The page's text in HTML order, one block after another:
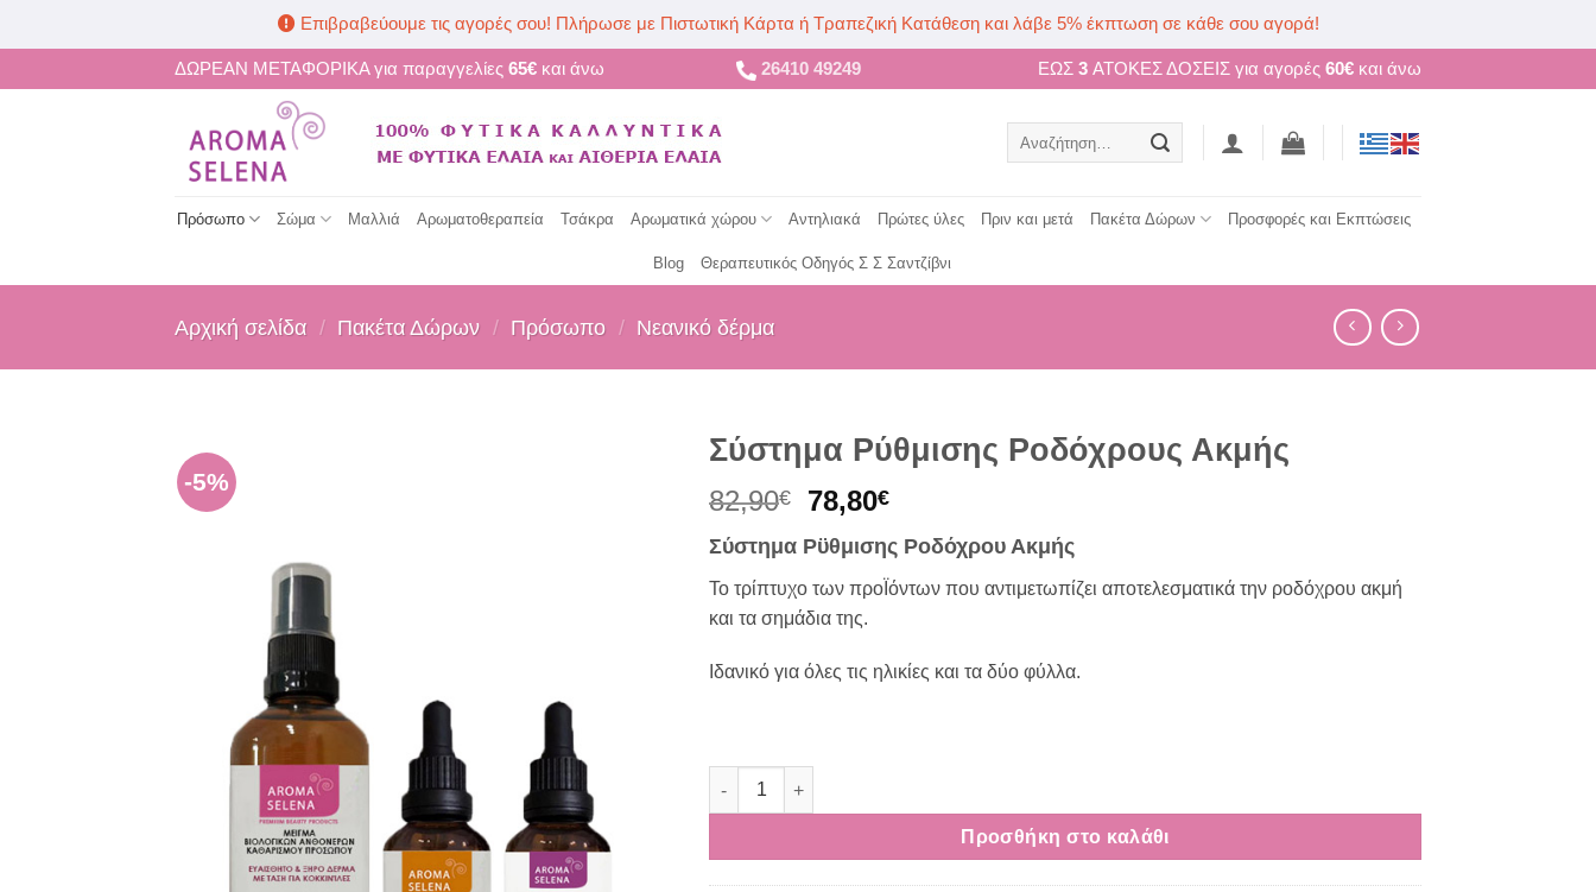
Επιβραβεύουμε τις αγορές σου! Πλήρωσε με Πιστωτική Κάρτα ή Τραπεζική Κατάθεση και λάβε 5% έκπτωση σε κάθε σου αγορά!
στο
ΔΩΡΕΑΝ ΜΕΤΑΦΟΡΙΚΑ για παραγγελίες 65€ και άνω 26410 49249 ΕΩΣ 3 ΑΤΟΚΕΣ ΔΟΣΕΙΣ για αγορές 60€ και άνω
Πρόσωπο Σώμα Μαλλιά Αρωματοθεραπεία Τσάκρα Αρωματικά χώρου Αντηλιακά Πρώτες ύλες Πριν και μετά Πακέτα Δώρων Προσφορές και Εκπτώσεις
Blog Θεραπευτικός Οδηγός Σ Σ Σαντζίβνι
Αρχική σελίδα / Πακέτα Δώρων / Πρόσωπο / Νεανικό δέρμα
-5%
Σύστημα Ρύθμισης Ροδόχρους Ακμής
82,90€
Original
was:
82,90€.
78,80€Η
τιμή
είναι:
Σύστημα Ρϋθμισης Ροδόχρου Ακμής
Το τρίπτυχο των προΪόντων που αντιμετωπίζει αποτελεσματικά την ροδόχρου ακμή
και τα σημάδια της.
Ιδανικό για όλες τις ηλικίες και τα δύο φύλλα.
Σύστημα Ρύθμισης Ροδόχρους Ακμής ποσότητα
Προσθήκη στο καλάθι